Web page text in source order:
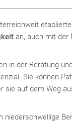
an, auch mit der
in der Beratung
Sie können
sie auf dem Weg
niederschwellige